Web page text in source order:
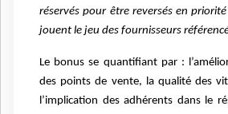
réservés pour être reversés en
jouent le jeu des fournisseurs
Le bonus se quantifiant par :
des points de vente, la qualité des
l’implication des adhérents dans le